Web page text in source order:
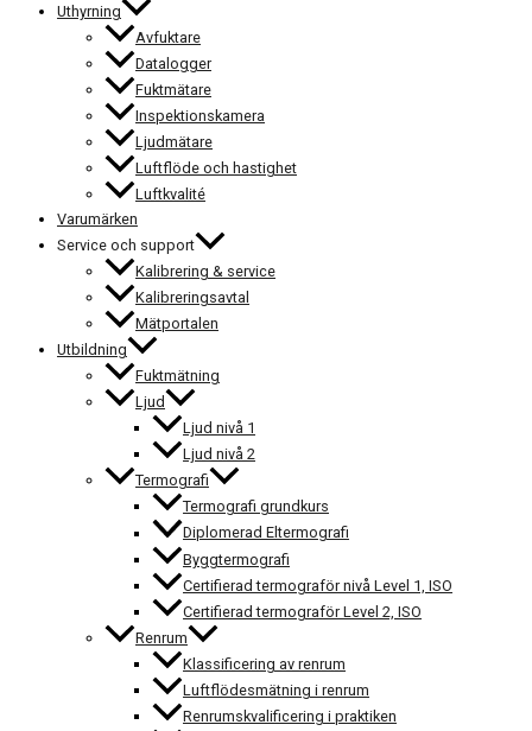
Uthyrning
Avfuktare
Datalogger
Fuktmätare
Inspektionskamera
Ljudmätare
Luftflöde och hastighet
Luftkvalité
Varumärken
Service och support
Kalibrering & service
Kalibreringsavtal
Mätportalen
Utbildning
Fuktmätning
Ljud
Ljud nivå 1
Ljud nivå 2
Termografi
Termografi grundkurs
Diplomerad Eltermografi
Byggtermografi
Certifierad termograför nivå Level 1, ISO
Certifierad termograför Level 2, ISO
Renrum
Klassificering av renrum
Luftflödesmätning i renrum
Renrumskvalificering i praktiken